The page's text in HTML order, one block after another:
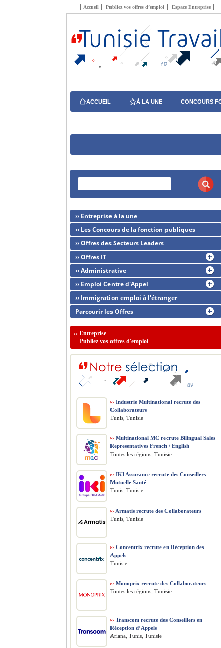
Accueil Publiez vos offres d’emploi Espace Entreprise
ACCUEIL À LA UNE CONCOURS
›› Entreprise à la une
›› Les Concours de la fonction publiques
›› Offres des Secteurs Leaders
›› Offres IT
›› Administrative
›› Emploi Centre d'Appel
›› Immigration emploi à l'étranger
Parcourir les Offres
›› Entreprise
Publiez vos offres d'emploi
›› Industrie Multinational recrute des
Collaborateurs
Tunis, Tunisie
›› Multinational MC recrute Bilingual Sales
Representatives French / English
Toutes les régions, Tunisie
›› IKI Assurance recrute des Conseillers
Mutuelle Santé
Tunis, Tunisie
›› Armatis recrute des Collaborateurs
Tunis, Tunisie
›› Concentrix recrute en Réception des
Appels
Tunisie
›› Monoprix recrute des Collaborateurs
Toutes les régions, Tunisie
›› Transcom recrute des Conseillers en
Réception d’Appels
Ariana, Tunis, Tunisie